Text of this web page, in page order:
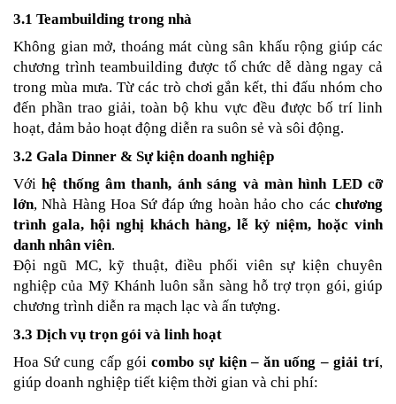
3.1 Teambuilding trong nhà
Không gian mở, thoáng mát cùng sân khấu rộng giúp các
chương trình teambuilding được tổ chức dễ dàng ngay cả
trong mùa mưa. Từ các trò chơi gắn kết, thi đấu nhóm cho
đến phần trao giải, toàn bộ khu vực đều được bố trí linh
hoạt, đảm bảo hoạt động diễn ra suôn sẻ và sôi động.
3.2 Gala Dinner & Sự kiện doanh nghiệp
Với hệ thống âm thanh, ánh sáng và màn hình LED cỡ
lớn, Nhà Hàng Hoa Sứ đáp ứng hoàn hảo cho các chương
trình gala, hội nghị khách hàng, lễ kỷ niệm, hoặc vinh
danh nhân viên.
Đội ngũ MC, kỹ thuật, điều phối viên sự kiện chuyên
nghiệp của Mỹ Khánh luôn sẵn sàng hỗ trợ trọn gói, giúp
chương trình diễn ra mạch lạc và ấn tượng.
3.3 Dịch vụ trọn gói và linh hoạt
Hoa Sứ cung cấp gói combo sự kiện – ăn uống – giải trí,
giúp doanh nghiệp tiết kiệm thời gian và chi phí: